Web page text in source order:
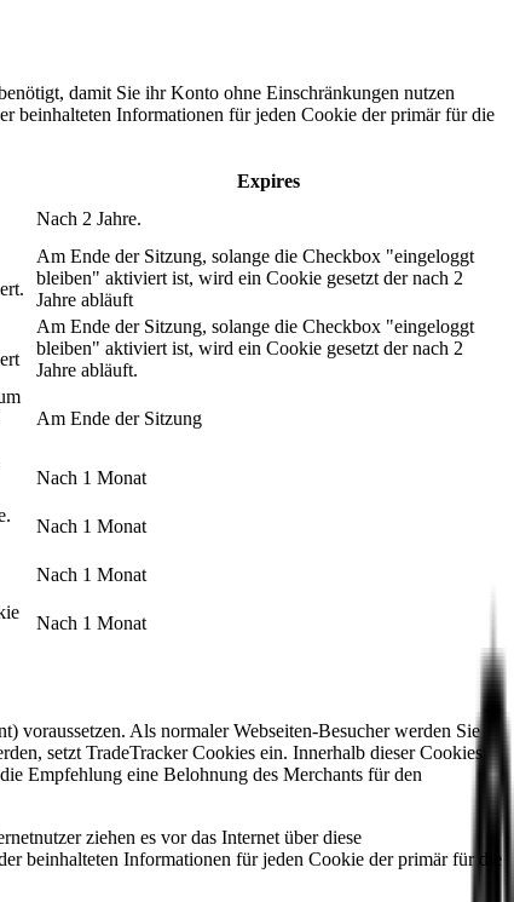
damit Sie ihr Konto ohne Einschränkungen nutzen
beinhalteten Informationen für jeden Cookie der primär für die
Expires
Nach 2 Jahre.
Am Ende der Sitzung, solange die Checkbox "eingeloggt
bleiben" aktiviert ist, wird ein Cookie gesetzt der nach 2
Jahre abläuft
Am Ende der Sitzung, solange die Checkbox "eingeloggt
bleiben" aktiviert ist, wird ein Cookie gesetzt der nach 2
Jahre abläuft.
Am Ende der Sitzung
Nach 1 Monat
Nach 1 Monat
Nach 1 Monat
Nach 1 Monat
voraussetzen. Als normaler Webseiten-Besucher werden Sie
setzt TradeTracker Cookies ein. Innerhalb dieser Cookies
Empfehlung eine Belohnung des Merchants für den
ziehen es vor das Internet über diese
beinhalteten Informationen für jeden Cookie der primär für die